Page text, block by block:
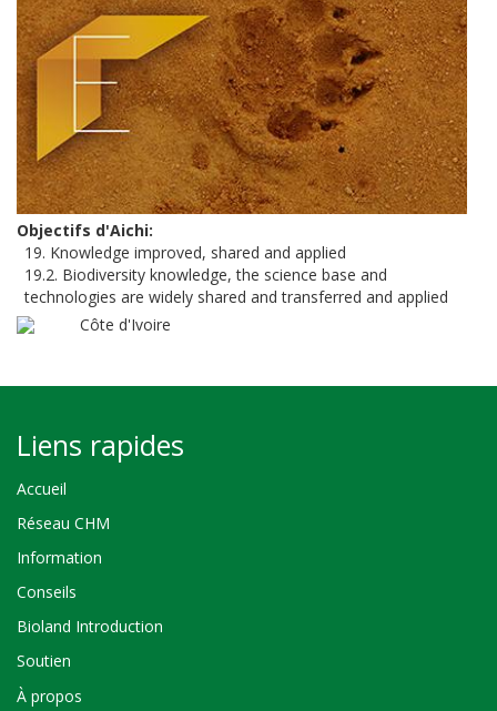
Objectifs d'Aichi
19. Knowledge improved, shared and applied
19.2. Biodiversity knowledge, the science base and
technologies are widely shared and transferred and applied
Côte d'Ivoire
Liens rapides
Accueil
Réseau CHM
Information
Conseils
Bioland Introduction
Soutien
À propos